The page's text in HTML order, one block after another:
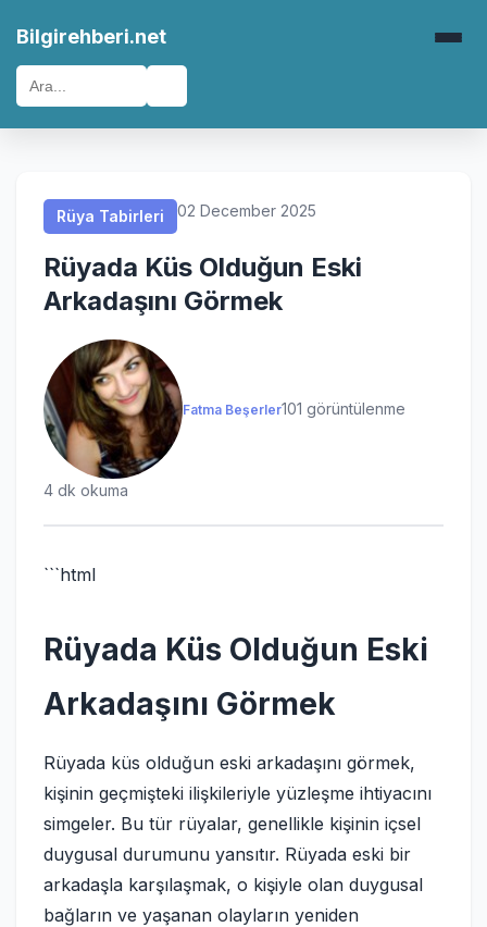
Bilgirehberi.net
Rüya Tabirleri 02 December 2025
Rüyada Küs Olduğun Eski
Arkadaşını Görmek
Fatma Beşerler101 görüntülenme
4 dk okuma
```html
Rüyada Küs Olduğun Eski
Arkadaşını Görmek
Rüyada küs olduğun eski arkadaşını görmek,
kişinin geçmişteki ilişkileriyle yüzleşme ihtiyacını
simgeler. Bu tür rüyalar, genellikle kişinin içsel
duygusal durumunu yansıtır. Rüyada eski bir
arkadaşla karşılaşmak, o kişiyle olan duygusal
bağların ve yaşanan olayların yeniden
Rüya Tabirleri
Rüya Tabirleri
Rüya Tabirleri
Rüya Tabirleri